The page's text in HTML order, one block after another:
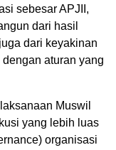
sebesar APJII,
dari hasil
dari keyakinan
aturan yang
Muswil
yang lebih luas
organisasi